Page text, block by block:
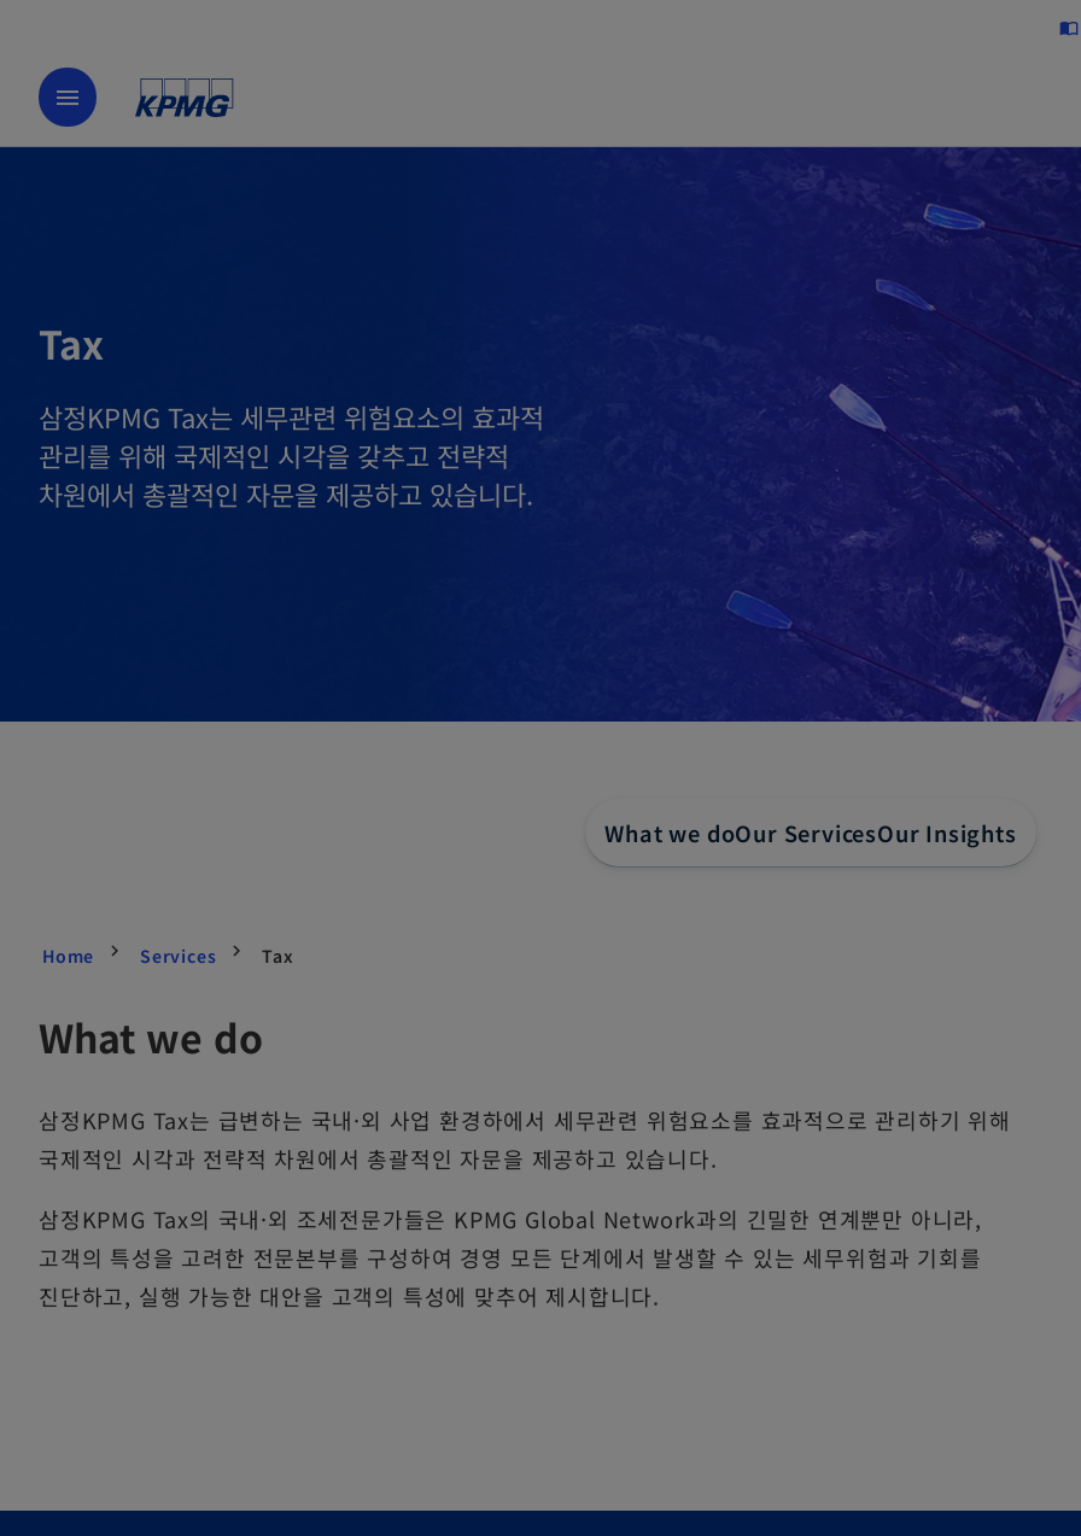
import_contacts
menu
Tax
삼정KPMG Tax는 세무관련 위험요소의 효과적
관리를 위해 국제적인 시각을 갖추고 전략적
차원에서 총괄적인 자문을 제공하고 있습니다.
What we doOur ServicesOur Insights
Home Services Tax
What we do
삼정KPMG Tax는 급변하는 국내·외 사업 환경하에서 세무관련 위험요소를 효과적으로 관리하기 위해
국제적인 시각과 전략적 차원에서 총괄적인 자문을 제공하고 있습니다.
삼정KPMG Tax의 국내·외 조세전문가들은 KPMG Global Network과의 긴밀한 연계뿐만 아니라,
고객의 특성을 고려한 전문본부를 구성하여 경영 모든 단계에서 발생할 수 있는 세무위험과 기회를
진단하고, 실행 가능한 대안을 고객의 특성에 맞추어 제시합니다.